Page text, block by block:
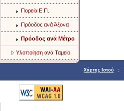
Πορεία Ε.Π.
Πρόοδος ανά Άξονα
Πρόοδος ανά Μέτρο
Υλοποίηση ανά Ταμείο
Χάρτης Ιστού :